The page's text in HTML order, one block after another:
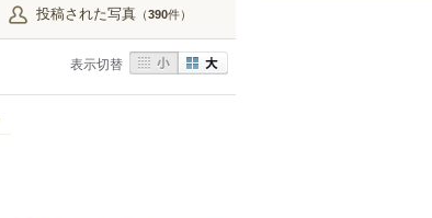
投稿された写真 （390件）
表示切替